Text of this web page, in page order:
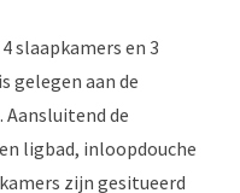
slaapkamers en 3
gelegen aan de
Aansluitend de
ligbad, inloopdouche
zijn gesitueerd